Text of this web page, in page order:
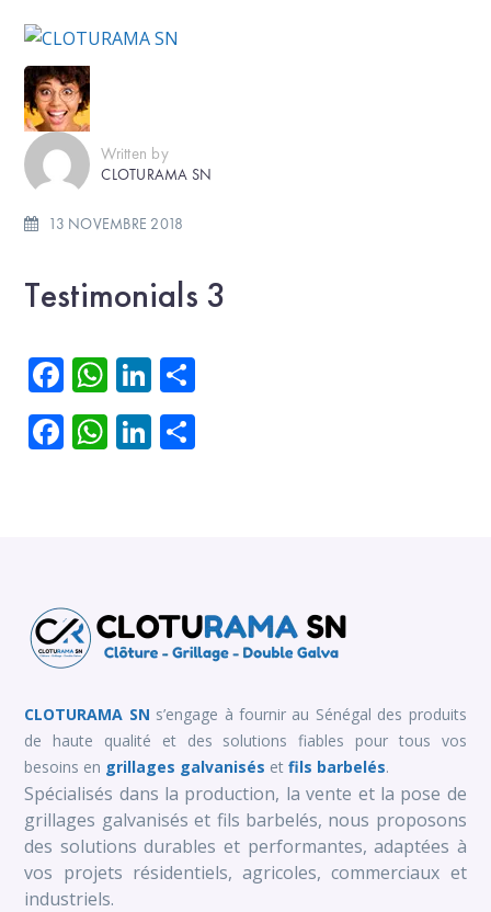
Written by
CLOTURAMA SN
13 NOVEMBRE 2018
Testimonials 3
Facebook
WhatsApp
LinkedIn
Facebook
WhatsApp
LinkedIn
CLOTURAMA SN s’engage à fournir au Sénégal des produits
de haute qualité et des solutions fiables pour tous vos
besoins en grillages galvanisés etfils barbelés.
Spécialisés dans la production, la vente et la pose de
grillages galvanisés et fils barbelés, nous proposons
des solutions durables et performantes, adaptées à
vos projets résidentiels, agricoles, commerciaux et
industriels.